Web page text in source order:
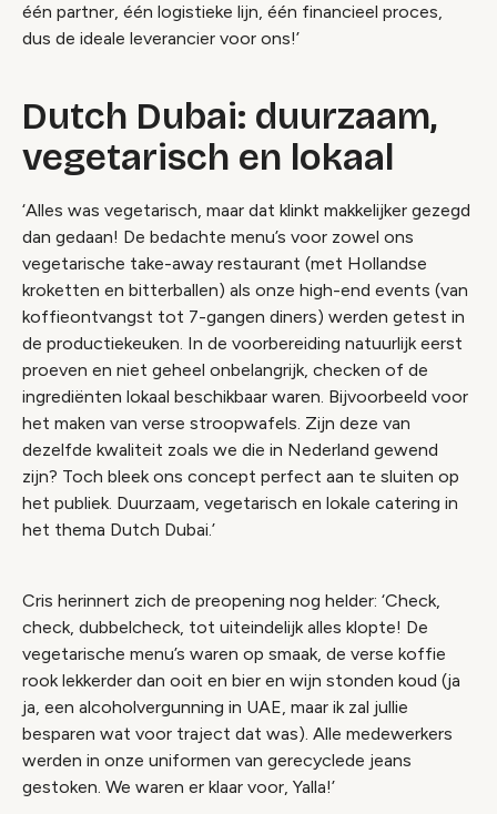
één partner, één logistieke lijn, één financieel proces,
dus de ideale leverancier voor ons!’
Dutch Dubai: duurzaam,
vegetarisch en lokaal
‘Alles was vegetarisch, maar dat klinkt makkelijker gezegd
dan gedaan! De bedachte menu’s voor zowel ons
vegetarische take-away restaurant (met Hollandse
kroketten en bitterballen) als onze high-end events (van
koffieontvangst tot 7-gangen diners) werden getest in
de productiekeuken. In de voorbereiding natuurlijk eerst
proeven en niet geheel onbelangrijk, checken of de
ingrediënten lokaal beschikbaar waren. Bijvoorbeeld voor
het maken van verse stroopwafels. Zijn deze van
dezelfde kwaliteit zoals we die in Nederland gewend
zijn? Toch bleek ons concept perfect aan te sluiten op
het publiek. Duurzaam, vegetarisch en lokale catering in
het thema Dutch Dubai.’
Cris herinnert zich de preopening nog helder: ‘Check,
check, dubbelcheck, tot uiteindelijk alles klopte! De
vegetarische menu’s waren op smaak, de verse koffie
rook lekkerder dan ooit en bier en wijn stonden koud (ja
ja, een alcoholvergunning in UAE, maar ik zal jullie
besparen wat voor traject dat was). Alle medewerkers
werden in onze uniformen van gerecyclede jeans
gestoken. We waren er klaar voor, Yalla!’